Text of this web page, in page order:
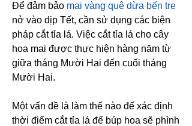
Để đảm bảo mai vàng quê dừa bến tre
nở vào dịp Tết, cần sử dụng các biện
pháp cắt tỉa lá. Việc cắt tỉa lá cho cây
hoa mai được thực hiện hàng năm từ
giữa tháng Mười Hai đến cuối tháng
Mười Hai.
Một vấn đề là làm thế nào để xác định
thời điểm cắt tỉa lá để búp hoa sẽ phình